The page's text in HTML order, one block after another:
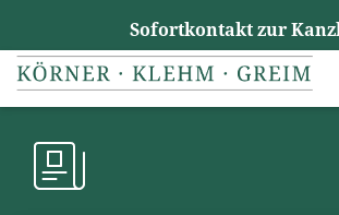
Sofortkontakt zur
Körner, Klehm und Greim
Ihre Fachberater im Vogtland
Rufen Sie uns an
+49 3741 15740